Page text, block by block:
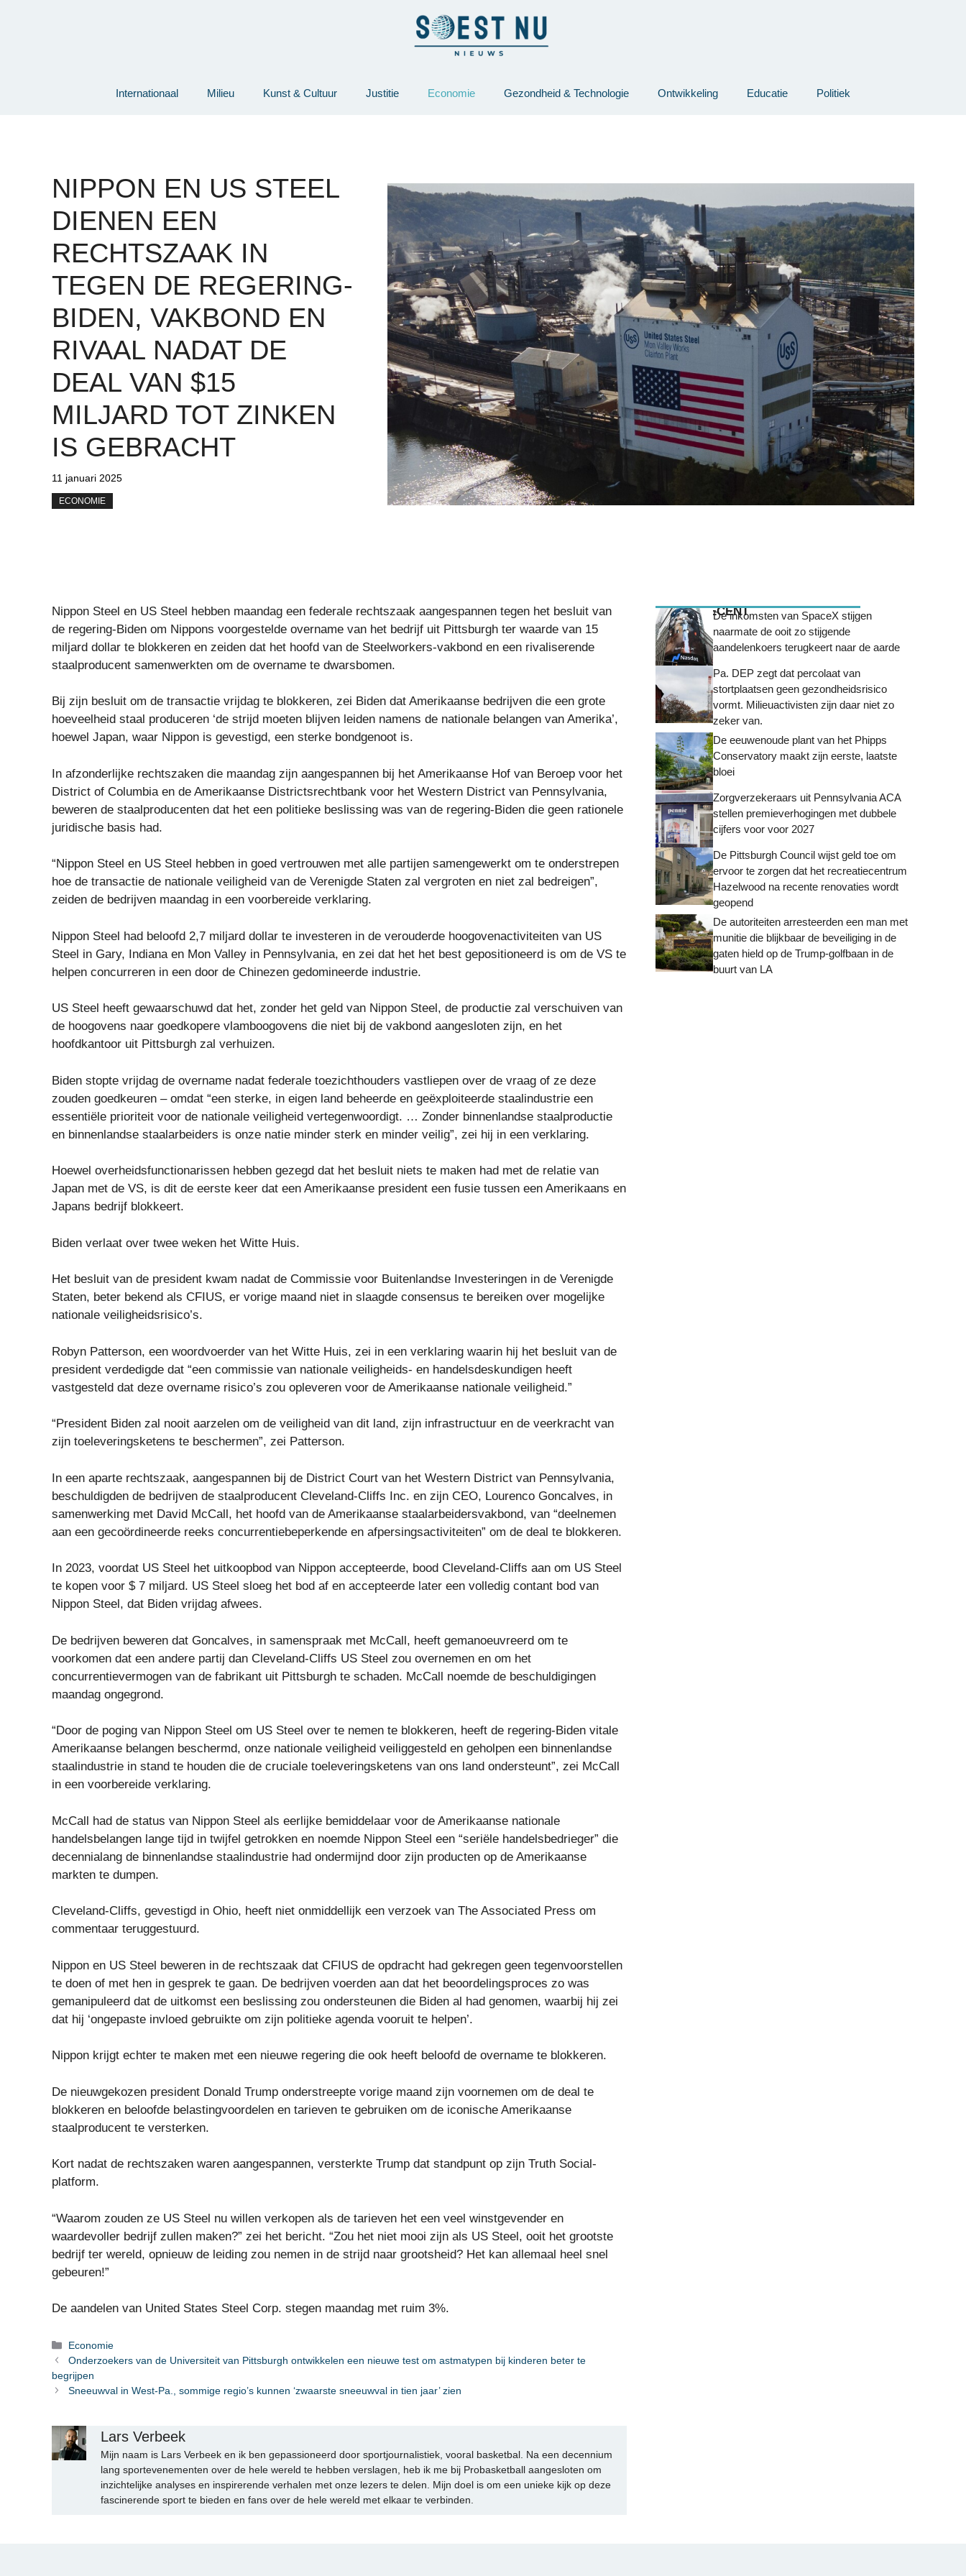
Internationaal Milieu Kunst & Cultuur Justitie Economie Gezondheid & Technologie Ontwikkeling Educatie Politiek
NIPPON EN US STEEL
DIENEN EEN
RECHTSZAAK IN
TEGEN DE REGERING-
BIDEN, VAKBOND EN
RIVAAL NADAT DE
DEAL VAN $15
MILJARD TOT ZINKEN
IS GEBRACHT
11 januari 2025
ECONOMIE
Nippon Steel en US Steel hebben maandag een federale rechtszaak aangespannen tegen het besluit van
de regering-Biden om Nippons voorgestelde overname van het bedrijf uit Pittsburgh ter waarde van 15
miljard dollar te blokkeren en zeiden dat het hoofd van de Steelworkers-vakbond en een rivaliserende
staalproducent samenwerkten om de overname te dwarsbomen.
Bij zijn besluit om de transactie vrijdag te blokkeren, zei Biden dat Amerikaanse bedrijven die een grote
hoeveelheid staal produceren ‘de strijd moeten blijven leiden namens de nationale belangen van Amerika’,
hoewel Japan, waar Nippon is gevestigd, een sterke bondgenoot is.
In afzonderlijke rechtszaken die maandag zijn aangespannen bij het Amerikaanse Hof van Beroep voor het
District of Columbia en de Amerikaanse Districtsrechtbank voor het Western District van Pennsylvania,
beweren de staalproducenten dat het een politieke beslissing was van de regering-Biden die geen rationele
juridische basis had.
“Nippon Steel en US Steel hebben in goed vertrouwen met alle partijen samengewerkt om te onderstrepen
hoe de transactie de nationale veiligheid van de Verenigde Staten zal vergroten en niet zal bedreigen”,
zeiden de bedrijven maandag in een voorbereide verklaring.
Nippon Steel had beloofd 2,7 miljard dollar te investeren in de verouderde hoogovenactiviteiten van US
Steel in Gary, Indiana en Mon Valley in Pennsylvania, en zei dat het het best gepositioneerd is om de VS te
helpen concurreren in een door de Chinezen gedomineerde industrie.
US Steel heeft gewaarschuwd dat het, zonder het geld van Nippon Steel, de productie zal verschuiven van
de hoogovens naar goedkopere vlamboogovens die niet bij de vakbond aangesloten zijn, en het
hoofdkantoor uit Pittsburgh zal verhuizen.
Biden stopte vrijdag de overname nadat federale toezichthouders vastliepen over de vraag of ze deze
zouden goedkeuren – omdat “een sterke, in eigen land beheerde en geëxploiteerde staalindustrie een
essentiële prioriteit voor de nationale veiligheid vertegenwoordigt. … Zonder binnenlandse staalproductie
en binnenlandse staalarbeiders is onze natie minder sterk en minder veilig”, zei hij in een verklaring.
Hoewel overheidsfunctionarissen hebben gezegd dat het besluit niets te maken had met de relatie van
Japan met de VS, is dit de eerste keer dat een Amerikaanse president een fusie tussen een Amerikaans en
Japans bedrijf blokkeert.
Biden verlaat over twee weken het Witte Huis.
Het besluit van de president kwam nadat de Commissie voor Buitenlandse Investeringen in de Verenigde
Staten, beter bekend als CFIUS, er vorige maand niet in slaagde consensus te bereiken over mogelijke
nationale veiligheidsrisico’s.
Robyn Patterson, een woordvoerder van het Witte Huis, zei in een verklaring waarin hij het besluit van de
president verdedigde dat “een commissie van nationale veiligheids- en handelsdeskundigen heeft
vastgesteld dat deze overname risico’s zou opleveren voor de Amerikaanse nationale veiligheid.”
“President Biden zal nooit aarzelen om de veiligheid van dit land, zijn infrastructuur en de veerkracht van
zijn toeleveringsketens te beschermen”, zei Patterson.
In een aparte rechtszaak, aangespannen bij de District Court van het Western District van Pennsylvania,
beschuldigden de bedrijven de staalproducent Cleveland-Cliffs Inc. en zijn CEO, Lourenco Goncalves, in
samenwerking met David McCall, het hoofd van de Amerikaanse staalarbeidersvakbond, van “deelnemen
aan een gecoördineerde reeks concurrentiebeperkende en afpersingsactiviteiten” om de deal te blokkeren.
In 2023, voordat US Steel het uitkoopbod van Nippon accepteerde, bood Cleveland-Cliffs aan om US Steel
te kopen voor $ 7 miljard. US Steel sloeg het bod af en accepteerde later een volledig contant bod van
Nippon Steel, dat Biden vrijdag afwees.
De bedrijven beweren dat Goncalves, in samenspraak met McCall, heeft gemanoeuvreerd om te
voorkomen dat een andere partij dan Cleveland-Cliffs US Steel zou overnemen en om het
concurrentievermogen van de fabrikant uit Pittsburgh te schaden. McCall noemde de beschuldigingen
maandag ongegrond.
“Door de poging van Nippon Steel om US Steel over te nemen te blokkeren, heeft de regering-Biden vitale
Amerikaanse belangen beschermd, onze nationale veiligheid veiliggesteld en geholpen een binnenlandse
staalindustrie in stand te houden die de cruciale toeleveringsketens van ons land ondersteunt”, zei McCall
in een voorbereide verklaring.
McCall had de status van Nippon Steel als eerlijke bemiddelaar voor de Amerikaanse nationale
handelsbelangen lange tijd in twijfel getrokken en noemde Nippon Steel een “seriële handelsbedrieger” die
decennialang de binnenlandse staalindustrie had ondermijnd door zijn producten op de Amerikaanse
markten te dumpen.
Cleveland-Cliffs, gevestigd in Ohio, heeft niet onmiddellijk een verzoek van The Associated Press om
commentaar teruggestuurd.
Nippon en US Steel beweren in de rechtszaak dat CFIUS de opdracht had gekregen geen tegenvoorstellen
te doen of met hen in gesprek te gaan. De bedrijven voerden aan dat het beoordelingsproces zo was
gemanipuleerd dat de uitkomst een beslissing zou ondersteunen die Biden al had genomen, waarbij hij zei
dat hij ‘ongepaste invloed gebruikte om zijn politieke agenda vooruit te helpen’.
Nippon krijgt echter te maken met een nieuwe regering die ook heeft beloofd de overname te blokkeren.
De nieuwgekozen president Donald Trump onderstreepte vorige maand zijn voornemen om de deal te
blokkeren en beloofde belastingvoordelen en tarieven te gebruiken om de iconische Amerikaanse
staalproducent te versterken.
Kort nadat de rechtszaken waren aangespannen, versterkte Trump dat standpunt op zijn Truth Social-
platform.
“Waarom zouden ze US Steel nu willen verkopen als de tarieven het een veel winstgevender en
waardevoller bedrijf zullen maken?” zei het bericht. “Zou het niet mooi zijn als US Steel, ooit het grootste
bedrijf ter wereld, opnieuw de leiding zou nemen in de strijd naar grootsheid? Het kan allemaal heel snel
gebeuren!”
De aandelen van United States Steel Corp. stegen maandag met ruim 3%.
Categorieën
Economie
Onderzoekers van de Universiteit van Pittsburgh ontwikkelen een nieuwe test om astmatypen bij kinderen beter te
begrijpen
Sneeuwval in West-Pa., sommige regio’s kunnen ‘zwaarste sneeuwval in tien jaar’ zien
Lars Verbeek
Mijn naam is Lars Verbeek en ik ben gepassioneerd door sportjournalistiek, vooral basketbal. Na een decennium
lang sportevenementen over de hele wereld te hebben verslagen, heb ik me bij Probasketball aangesloten om
inzichtelijke analyses en inspirerende verhalen met onze lezers te delen. Mijn doel is om een unieke kijk op deze
fascinerende sport te bieden en fans over de hele wereld met elkaar te verbinden.
MEEST RECENTDe inkomsten van SpaceX stijgen
naarmate de ooit zo stijgende
aandelenkoers terugkeert naar de aarde
Pa. DEP zegt dat percolaat van
stortplaatsen geen gezondheidsrisico
vormt. Milieuactivisten zijn daar niet zo
zeker van.
De eeuwenoude plant van het Phipps
Conservatory maakt zijn eerste, laatste
bloei
Zorgverzekeraars uit Pennsylvania ACA
stellen premieverhogingen met dubbele
cijfers voor voor 2027
De Pittsburgh Council wijst geld toe om
ervoor te zorgen dat het recreatiecentrum
Hazelwood na recente renovaties wordt
geopend
De autoriteiten arresteerden een man met
munitie die blijkbaar de beveiliging in de
gaten hield op de Trump-golfbaan in de
buurt van LA